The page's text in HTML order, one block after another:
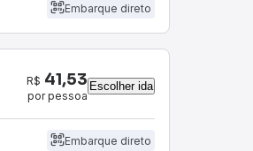
Embarque direto
R$ 41,53
por pessoa
Escolher ida
Embarque direto